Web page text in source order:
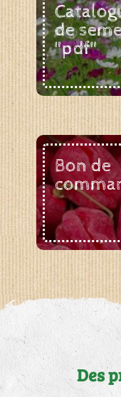
de
"pdf"
Bon de
Des